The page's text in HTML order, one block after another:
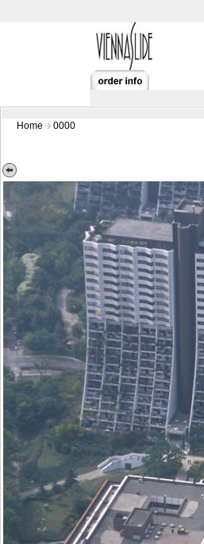
Home 0000